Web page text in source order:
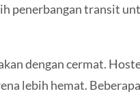
penerbangan transit
dengan cermat.
lebih hemat.